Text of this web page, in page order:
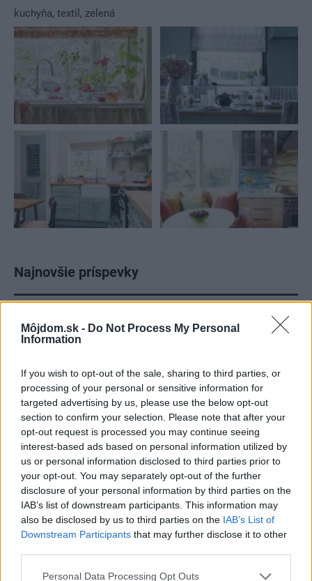
Môjdom.sk - Do Not Process My Personal
Information
If you wish to opt-out of the sale, sharing to third parties, or
processing of your personal or sensitive information for
targeted advertising by us, please use the below opt-out
section to confirm your selection. Please note that after your
opt-out request is processed you may continue seeing
interest-based ads based on personal information utilized by
us or personal information disclosed to third parties prior to
your opt-out. You may separately opt-out of the further
disclosure of your personal information by third parties on the
IAB’s list of downstream participants. This information may
also be disclosed by us to third parties on the IAB’s List of
Downstream Participants that may further disclose it to other
Please note that this website/app uses one or more Google
Personal Data Processing Opt Outs
kuchyňa, textil , zelená
Najnovšie príspevky
Re: Takto sa rieši málo úložného miesta. V tomto byte
stačil jeden prvok | Môjdom.sk
My napríklad labky utierame hneď pri dverách a doma pred dvere
Re: Takto sa rieši málo úložného miesta. V tomto byte
stačil jeden prvok | Môjdom.sk
Dizajn je to nádherný, tá brezová preglejka a čisté línie vyzerajú super.
Ale vždy, keď…
Re: Toto je najväčší mýtus pri ošetrení dreva a môže vás
vyjsť draho. Ako ho ochrániť pred hnitím a škodcami?
clovek by cakal ze vysusene drahe drevo bolo predtym naparovane aby
sa zbavilo zarodkov skodcov...